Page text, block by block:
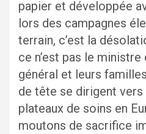
papier et développée
lors des campagnes
terrain, c’est la
ce n’est pas le
général et leurs
de tête se dirigent
plateaux de soins en
moutons de sacrifice